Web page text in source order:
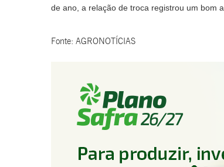
de ano, a relação de troca registrou um bom
Fonte: AGRONOTÍCIAS